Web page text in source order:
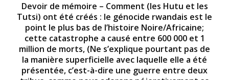
Devoir de mémoire – Comment (les Hutu et les
Tutsi) ont été créés : le génocide rwandais est le
point le plus bas de l’histoire Noire/Africaine;
cette catastrophe a causé entre 600 000 et 1
million de morts, (Ne s’explique pourtant pas de
la manière superficielle avec laquelle elle a été
présentée, c’est-à-dire une guerre entre deux